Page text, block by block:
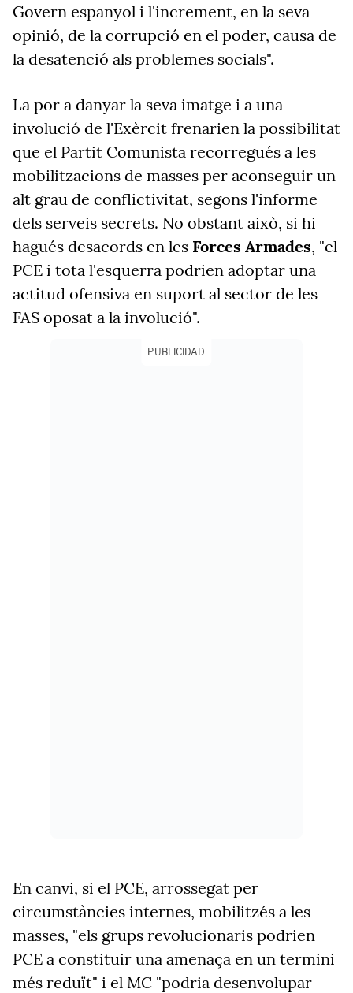
Govern espanyol i l'increment, en la seva
opinió, de la corrupció en el poder, causa de
la desatenció als problemes socials".
La por a danyar la seva imatge i a una
involució de l'Exèrcit frenarien la possibilitat
que el Partit Comunista recorregués a les
mobilitzacions de masses per aconseguir un
alt grau de conflictivitat, segons l'informe
dels serveis secrets. No obstant això, si hi
hagués desacords en les Forces Armades, "el
PCE i tota l'esquerra podrien adoptar una
actitud ofensiva en suport al sector de les
FAS oposat a la involució".
PUBLICIDAD
En canvi, si el PCE, arrossegat per
circumstàncies internes, mobilitzés a les
masses, "els grups revolucionaris podrien
PCE a constituir una amenaça en un termini
més reduït" i el MC "podria desenvolupar